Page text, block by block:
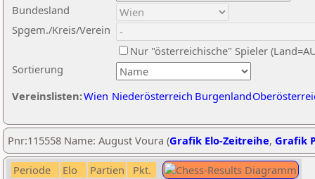
Sortierung
Bundesland
Spgem./Kreis/Verein
Nur "österreichische" Spieler
Vereinslisten:Wien Niederösterreich Burgenland
Pnr:115558 Name: August Voura (Grafik Elo-Zeitreihe, Grafik
Periode Elo Partien
Pkt.